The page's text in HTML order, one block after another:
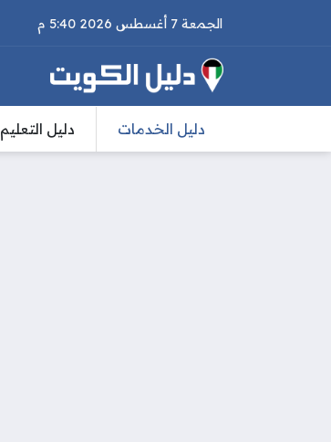
الجمعة 7 أغسطس 2026 5:40 م
دليل الخدمات دليل التعليم